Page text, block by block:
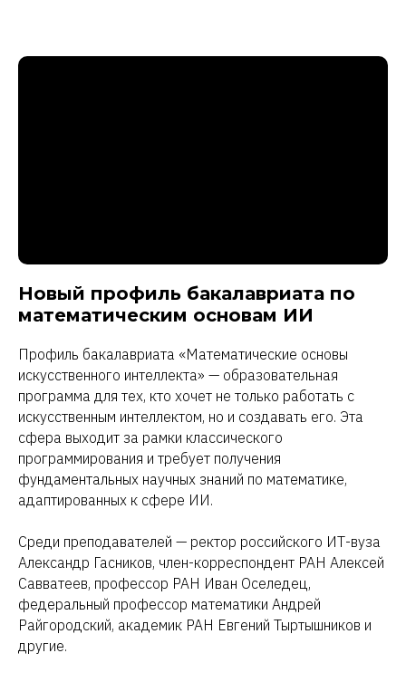
Новый профиль бакалавриата по
математическим основам ИИ
Профиль бакалавриата «Математические основы
искусственного интеллекта» — образовательная
программа для тех, кто хочет не только работать с
искусственным интеллектом, но и создавать его. Эта
сфера выходит за рамки классического
программирования и требует получения
фундаментальных научных знаний по математике,
адаптированных к сфере ИИ.
Среди преподавателей — ректор российского ИТ-вуза
Александр Гасников, член-корреспондент РАН Алексей
Савватеев, профессор РАН Иван Оселедец,
федеральный профессор математики Андрей
Райгородский, академик РАН Евгений Тыртышников и
другие.